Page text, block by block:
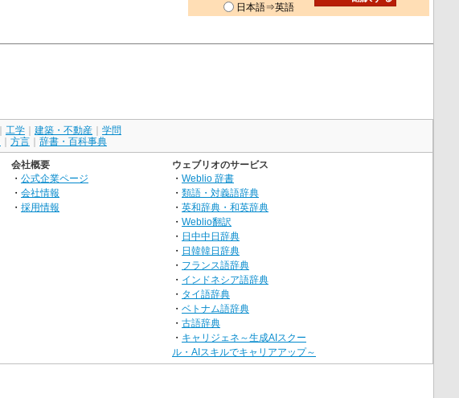
日本語⇒英語
工学 建築・不動産
学問
方言 辞書・百科事典
会社概要
・ 公式企業ページ
・ 会社情報
・ 採用情報
ウェブリオのサービス
・ Weblio 辞書
・ 類語・対義語辞典
・ 英和辞典・和英辞典
・ Weblio翻訳
・ 日中中日辞典
・ 日韓韓日辞典
・ フランス語辞典
・ インドネシア語辞典
・ タイ語辞典
・ ベトナム語辞典
・ 古語辞典
・ キャリジェネ～生成AIスクー
ル・AIスキルでキャリアアップ～